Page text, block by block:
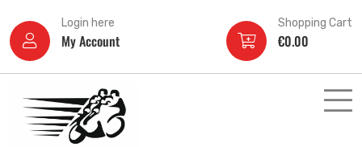
Login here
My Account
Shopping Cart
€0.00